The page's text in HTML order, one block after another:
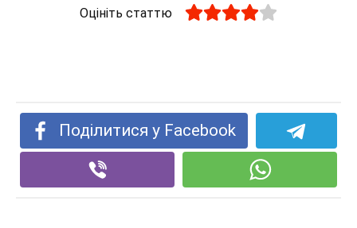
Оцініть статтю
Поділитися у Facebook